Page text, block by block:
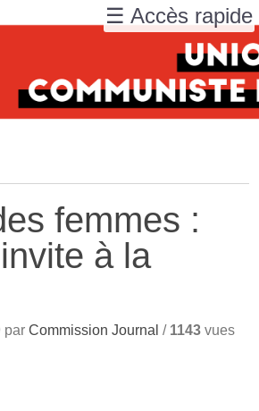
femmes :
à la
parCommission Journal / 1143 vues
☰ Accès rapide